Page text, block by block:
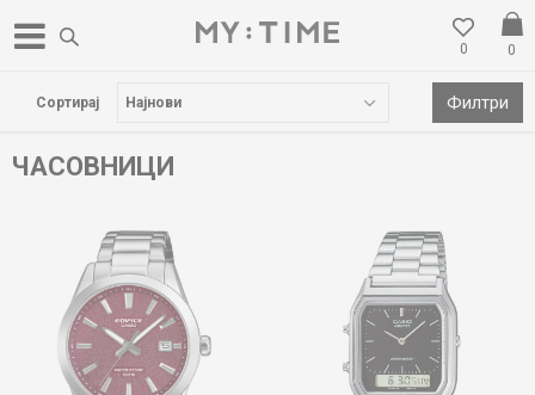
0
0
ДОСТАВА НАД 3000 ден НОВА
ЧАСОВНИЦИ
Сортирај Филтри